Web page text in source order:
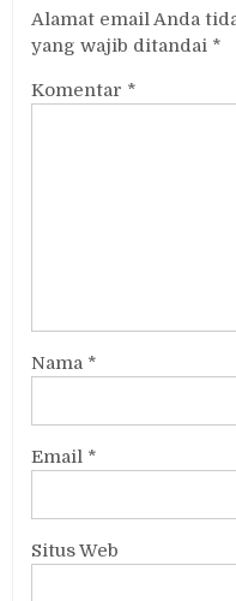
Alamat email Anda
yang wajib ditandai *
Komentar *
Nama *
Email *
Situs Web